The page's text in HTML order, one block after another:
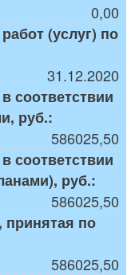
0,00
(услуг) по
31.12.2020
соответствии
руб.:
586025,50
соответствии
руб.:
586025,50
принятая по
586025,50